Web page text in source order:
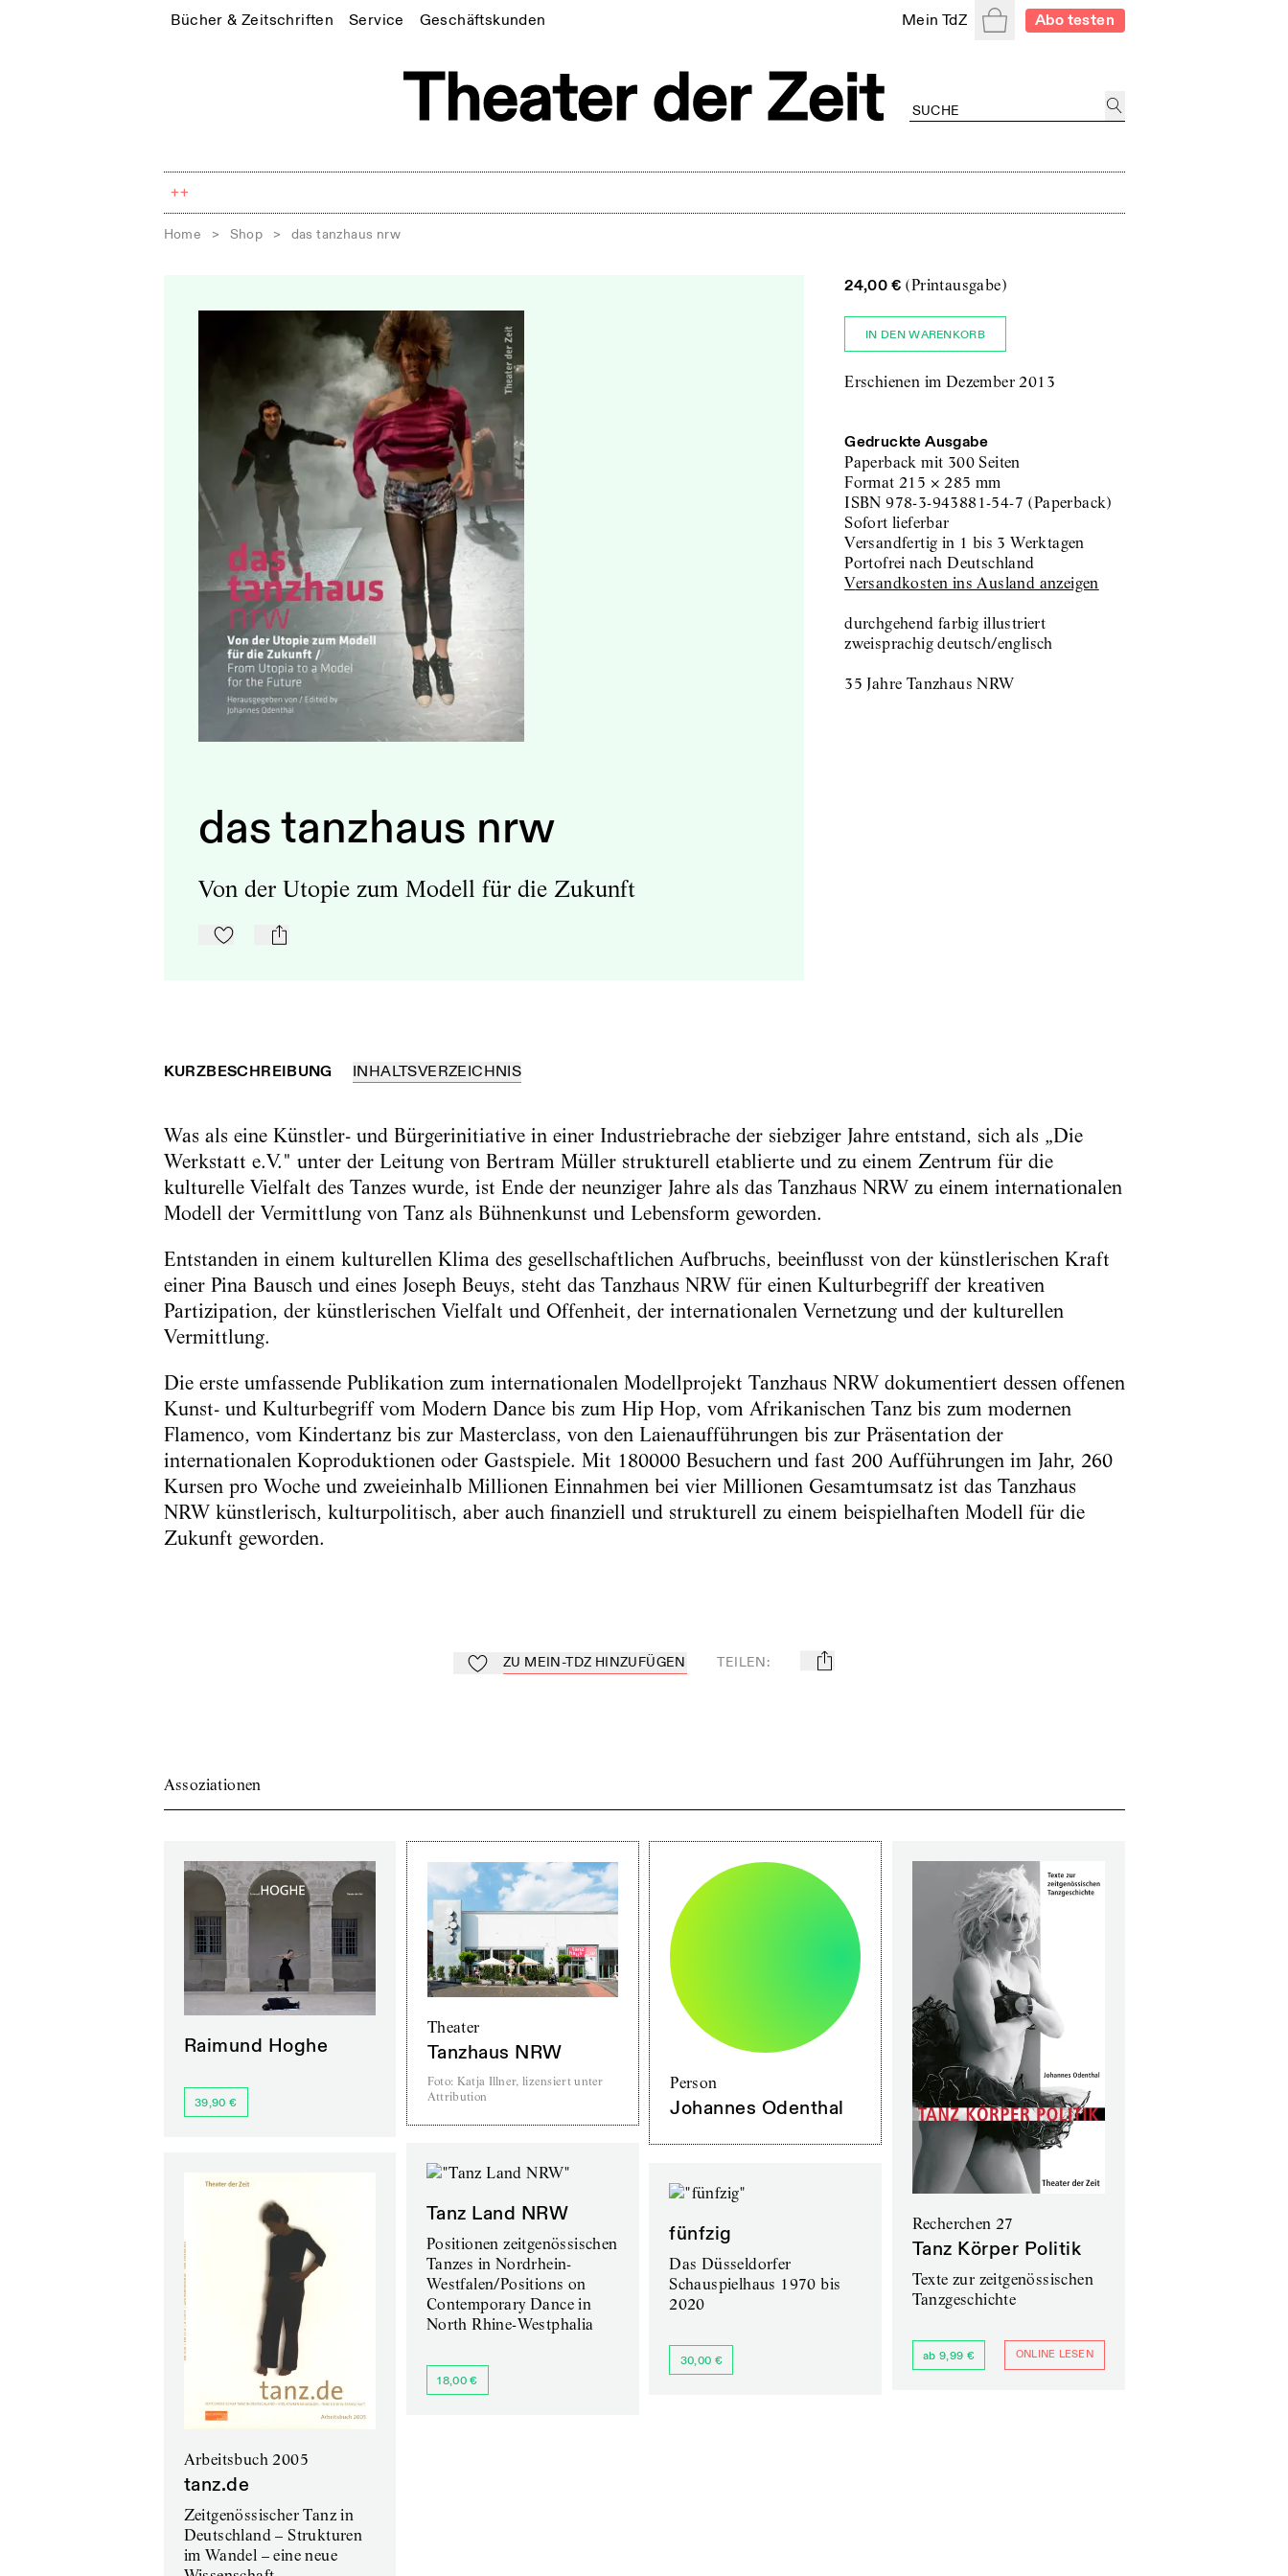
Bücher & Zeitschriften Service Geschäftskunden Mein TdZ WarenkorbAbo testen
++
Home > Shop > das tanzhaus nrw
das tanzhaus nrw
Von der Utopie zum Modell für die Zukunft
Zu Mein-TdZ hinzufügen
mail
24,00 €(Printausgabe)
IN DEN WARENKORB
Erschienen im Dezember 2013
Gedruckte Ausgabe
Paperback mit 300 Seiten
Format 215 × 285 mm
ISBN 978-3-943881-54-7 (Paperback)
sofort lieferbar
versandfertig in 1 bis 3 Werktagen
portofrei nach Deutschland
Versandkosten ins Ausland anzeigen
durchgehend farbig illustriert
zweisprachig deutsch/englisch
35 Jahre Tanzhaus NRW
KURZBESCHREIBUNG INHALTSVERZEICHNIS
Was als eine Künstler- und Bürgerinitiative in einer Industriebrache der siebziger Jahre entstand, sich als „Die
Werkstatt e.V." unter der Leitung von Bertram Müller strukturell etablierte und zu einem Zentrum für die
kulturelle Vielfalt des Tanzes wurde, ist Ende der neunziger Jahre als das Tanzhaus NRW zu einem internationalen
Modell der Vermittlung von Tanz als Bühnenkunst und Lebensform geworden.
Entstanden in einem kulturellen Klima des gesellschaftlichen Aufbruchs, beeinflusst von der künstlerischen Kraft
einer Pina Bausch und eines Joseph Beuys, steht das Tanzhaus NRW für einen Kulturbegriff der kreativen
Partizipation, der künstlerischen Vielfalt und Offenheit, der internationalen Vernetzung und der kulturellen
Vermittlung.
Die erste umfassende Publikation zum internationalen Modellprojekt Tanzhaus NRW dokumentiert dessen offenen
Kunst- und Kulturbegriff vom Modern Dance bis zum Hip Hop, vom Afrikanischen Tanz bis zum modernen
Flamenco, vom Kindertanz bis zur Masterclass, von den Laienaufführungen bis zur Präsentation der
internationalen Koproduktionen oder Gastspiele. Mit 180000 Besuchern und fast 200 Aufführungen im Jahr, 260
Kursen pro Woche und zweieinhalb Millionen Einnahmen bei vier Millionen Gesamtumsatz ist das Tanzhaus
NRW künstlerisch, kulturpolitisch, aber auch finanziell und strukturell zu einem beispielhaften Modell für die
Zukunft geworden.
Zu Mein-TdZ hinzufügen
ZU MEIN-TDZ HINZUFÜGEN TEILEN: mail
Assoziationen
Raimund Hoghe
39,90 €
Theater
Tanzhaus NRW
Foto: Katja Illner, lizensiert unter
Attribution
Person
Johannes Odenthal
Recherchen 27
Tanz Körper Politik
Texte zur zeitgenössischen
Tanzgeschichte
ab 9,99 € ONLINE LESEN
Tanz Land NRW
Positionen zeitgenössischen
Tanzes in Nordrhein-
Westfalen/Positions on
Contemporary Dance in
North Rhine-Westphalia
18,00 €
Arbeitsbuch 2005
tanz.de
Zeitgenössischer Tanz in
Deutschland – Strukturen
im Wandel – eine neue
fünfzig
Das Düsseldorfer
Schauspielhaus 1970 bis
2020
30,00 €